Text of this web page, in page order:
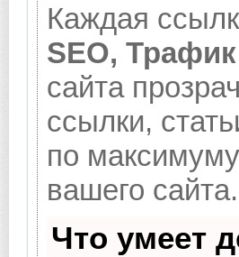
Каждая
SEO,
сайта
ссылки,
по
вашего сайта.
Что умеет